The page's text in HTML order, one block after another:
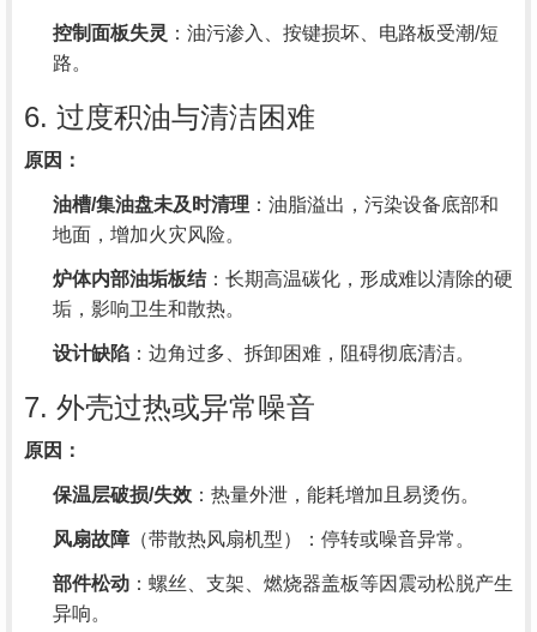
控制面板失灵 ：油污渗入、按键损坏、电路板受潮/短
路。
6. 过度积油与清洁困难
原因：
油槽/集油盘未及时清理 ：油脂溢出，污染设备底部和
地面，增加火灾风险。
炉体内部油垢板结：长期高温碳化，形成难以清除的硬
垢，影响卫生和散热。
设计缺陷 ：边角过多、拆卸困难，阻碍彻底清洁。
7. 外壳过热或异常噪音
原因：
保温层破损/失效 ：热量外泄，能耗增加且易烫伤。
风扇故障 （带散热风扇机型）：停转或噪音异常。
部件松动 ：螺丝、支架、燃烧器盖板等因震动松脱产生
异响。